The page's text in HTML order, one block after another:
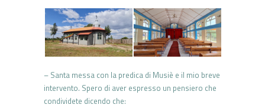
– Santa messa con la predica di Musiè e il mio breve
intervento. Spero di aver espresso un pensiero che
condividete dicendo che: